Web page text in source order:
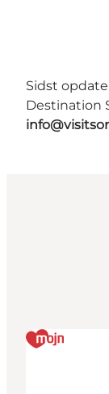
Sidst
Destination